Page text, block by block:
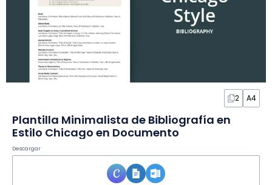
2 A4
Plantilla Minimalista de Bibliografía en
Estilo Chicago en Documento
Descargar